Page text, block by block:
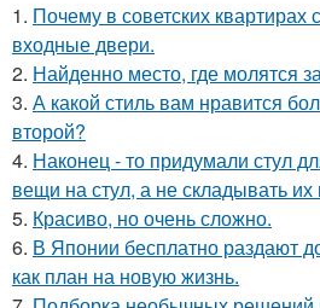
1. Почему в советских квартирах
входные двери.
2. Найденно место, где молятся
3. А какой стиль вам нравится
второй?
4. Наконец - то придумали стул
вещи на стул, а не складывать
5. Красиво, но очень сложно.
6. В Японии бесплатно раздают
как план на новую жизнь.